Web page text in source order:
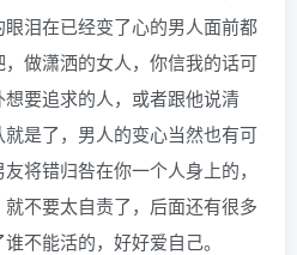
泪在已经变了心的男人面前都
做潇洒的女人，你信我的话可
要追求的人，或者跟他说清
是了，男人的变心当然也有可
将错归咎在你一个人身上的，
不要太自责了，后面还有很多
不能活的，好好爱自己。